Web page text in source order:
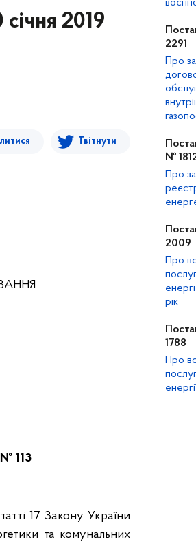
2019
Твітнути
№ 113
17 Закону України
та комунальних
2291
Про
№
Про
2009
Про
рік
1788
Про